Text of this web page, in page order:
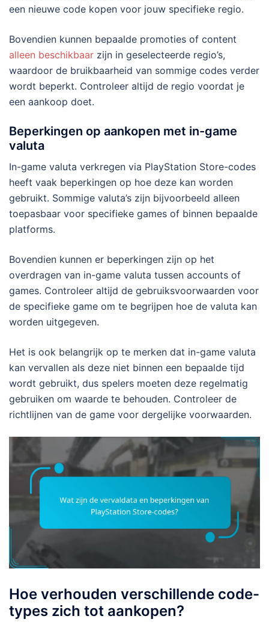
een nieuwe code kopen voor jouw specifieke regio.
Bovendien kunnen bepaalde promoties of content
alleen beschikbaar zijn in geselecteerde regio’s,
waardoor de bruikbaarheid van sommige codes verder
wordt beperkt. Controleer altijd de regio voordat je
een aankoop doet.
Beperkingen op aankopen met in-game
valuta
In-game valuta verkregen via PlayStation Store-codes
heeft vaak beperkingen op hoe deze kan worden
gebruikt. Sommige valuta’s zijn bijvoorbeeld alleen
toepasbaar voor specifieke games of binnen bepaalde
platforms.
Bovendien kunnen er beperkingen zijn op het
overdragen van in-game valuta tussen accounts of
games. Controleer altijd de gebruiksvoorwaarden voor
de specifieke game om te begrijpen hoe de valuta kan
worden uitgegeven.
Het is ook belangrijk op te merken dat in-game valuta
kan vervallen als deze niet binnen een bepaalde tijd
wordt gebruikt, dus spelers moeten deze regelmatig
gebruiken om waarde te behouden. Controleer de
richtlijnen van de game voor dergelijke voorwaarden.
Hoe verhouden verschillende code-
types zich tot aankopen?